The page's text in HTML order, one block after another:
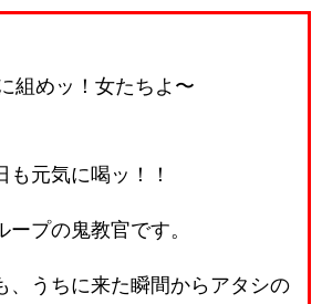
組めッ！女たちよ〜
も元気に喝ッ！！
プの鬼教官です。
、うちに来た瞬間からアタシの